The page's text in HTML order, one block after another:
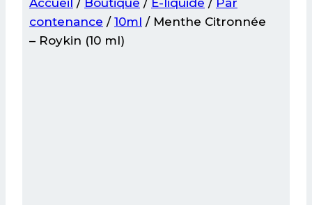
contenance / 10ml / Menthe Citronnée
– Roykin (10 ml)